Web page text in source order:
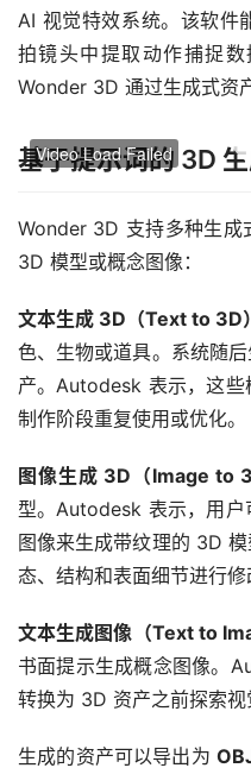
AI 视觉特效系统。该软件
拍镜头中提取动作捕捉数
Wonder 3D 通过生成式资
基于提示词的 3D
Wonder 3D 支持多种生成
3D 模型或概念图像：
文本生成 3D（Text to 3D）
色、生物或道具。系统随
产。Autodesk 表示，这些
制作阶段重复使用或优化。
图像生成 3D（Image to
型。Autodesk 表示，用
图像来生成带纹理的 3D
态、结构和表面细节进行修
文本生成图像（Text to
书面提示生成概念图像。
转换为 3D 资产之前探索视
生成的资产可以导出为